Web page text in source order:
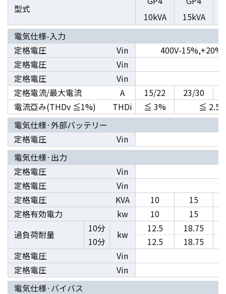
型式
10kVA
15kVA
電気仕様-入力
定格電圧
Vin
400V-15%,+20%
定格電圧
Vin
定格電圧
Vin
定格電流/最大電流
A 15/22 23/30
電流亞み(THDv ≦1%)
THDi ≦ 3%
≦
電気仕様·外部バッテリー
定格電圧
Vin
電気仕様·出力
定格電圧
Vin
定格電圧
Vin
定格電圧
KVA 10
15
定格有効電力
kw 10
15
過負荷耐量
10分
kw
12.5 18.75
10分
12.5 18.75
定格電圧
Vin
定格電圧
Vin
電気仕様·バイバス